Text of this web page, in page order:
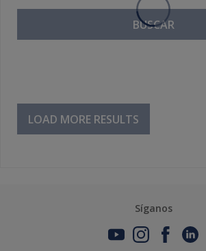
Barnices
Imprimaciones/Aparejos
BUSCAR
LOAD MORE RESULTS
Síganos